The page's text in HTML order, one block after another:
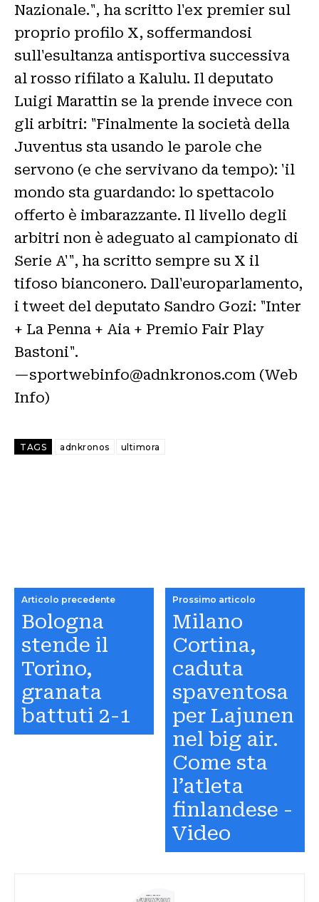
Nazionale.", ha scritto l'ex premier sul
proprio profilo X, soffermandosi
sull'esultanza antisportiva successiva
al rosso rifilato a Kalulu. Il deputato
Luigi Marattin se la prende invece con
gli arbitri: "Finalmente la società della
Juventus sta usando le parole che
servono (e che servivano da tempo): 'il
mondo sta guardando: lo spettacolo
offerto è imbarazzante. Il livello degli
arbitri non è adeguato al campionato di
Serie A'", ha scritto sempre su X il
tifoso bianconero. Dall'europarlamento,
i tweet del deputato Sandro Gozi: "Inter
+ La Penna + Aia + Premio Fair Play
Bastoni".
—sportwebinfo@adnkronos.com (Web
Info)
TAGS adnkronos ultimora
Articolo precedente
Bologna
stende il
Torino,
granata
battuti 2-1
Prossimo articolo
Milano
Cortina,
caduta
spaventosa
per Lajunen
nel big air.
Come sta
l’atleta
finlandese -
Video